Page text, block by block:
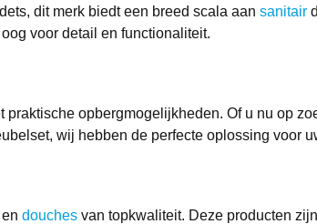
dit merk biedt een breed scala aansanitair
voor detail en functionaliteit.
opbergmogelijkheden. Of u nu op
wij hebben de perfecte oplossing voor
endouches van topkwaliteit. Deze producten